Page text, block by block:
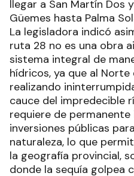
llegar a San Martín Dos
Güemes hasta Palma
La legisladora indicó
ruta 28 no es una obra
sistema integral de
hídricos, ya que al Norte
realizando
cauce del impredecible
requiere de
inversiones públicas
naturaleza, lo que
la geografía provincial,
donde la sequía golpea